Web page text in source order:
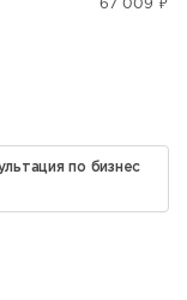
67 009 ₽
по бизнес